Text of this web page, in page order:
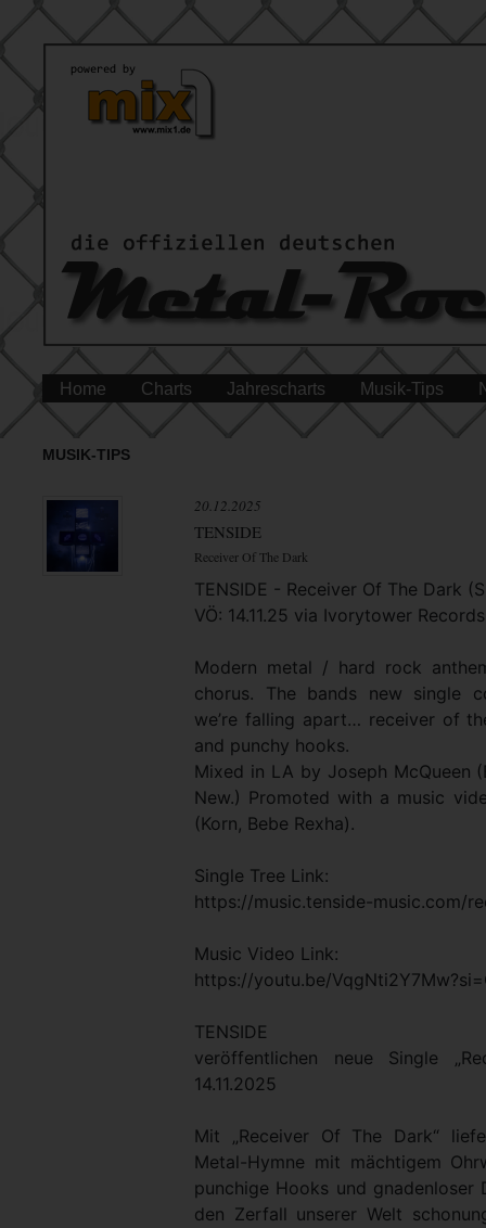
Home Charts Jahrescharts Musik-Tips
MUSIK-TIPS
20.12.2025
TENSIDE
Receiver Of The Dark
TENSIDE - Receiver Of The Dark
VÖ: 14.11.25 via Ivorytower
Modern metal / hard rock
chorus. The bands new single
we’re falling apart… receiver of
and punchy hooks.
Mixed in LA by Joseph McQueen
New.) Promoted with a music
(Korn, Bebe Rexha).
Single Tree Link:
https://music.tenside-music.com/
Music Video Link:
https://youtu.be/
TENSIDE
veröffentlichen neue Single
14.11.2025
Mit „Receiver Of The Dark“
Metal-Hymne mit mächtigem
punchige Hooks und
den Zerfall unserer Welt